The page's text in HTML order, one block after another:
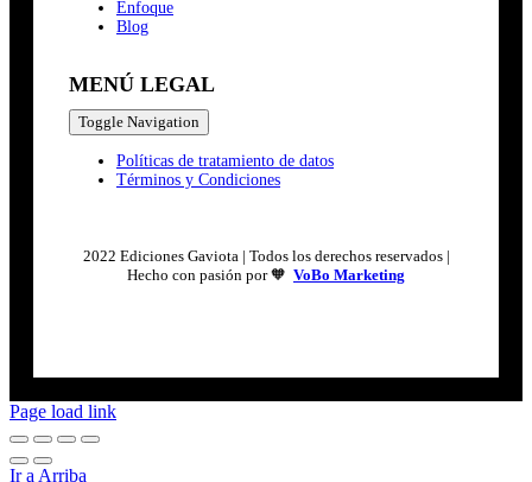
Enfoque
Blog
MENÚ LEGAL
Toggle Navigation
Políticas de tratamiento de datos
Términos y Condiciones
2022 Ediciones Gaviota | Todos los derechos reservados |
Hecho con pasión por 🧡 VoBo Marketing
Page load link
Ir a Arriba